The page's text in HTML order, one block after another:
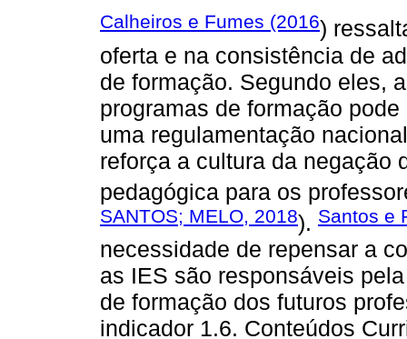
Calheiros e Fumes (2016)
oferta e na consistência de
de formação. Segundo eles,
programas de formação
uma regulamentação
reforça a cultura da negação
pedagógica para os
SANTOS; MELO, 2018). Santos e
necessidade de repensar a
as IES são responsáveis
de formação dos futuros
indicador 1.6. Conteúdos